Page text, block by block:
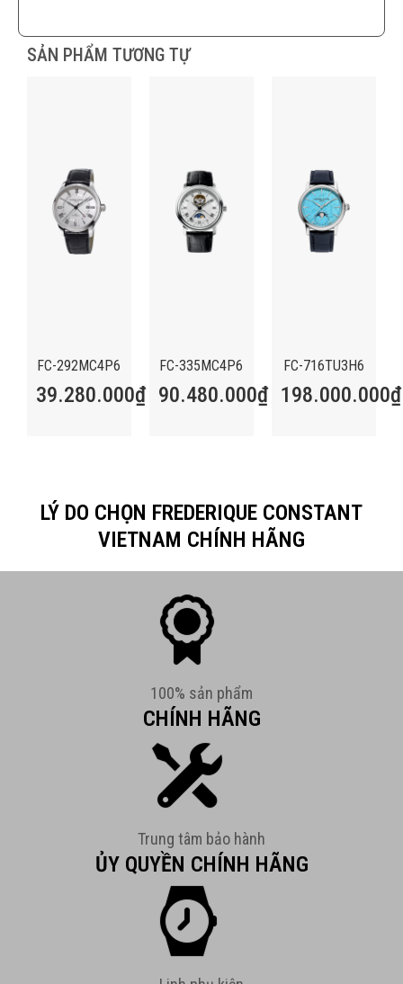
SẢN PHẨM TƯƠNG TỰ
FC-292MC4P6
39.280.000₫
FC-335MC4P6
90.480.000₫
FC-716TU3H6
198.000.000₫
LÝ DO CHỌN FREDERIQUE CONSTANT
VIETNAM CHÍNH HÃNG
100% sản phẩm
CHÍNH HÃNG
Trung tâm bảo hành
ỦY QUYỀN CHÍNH HÃNG